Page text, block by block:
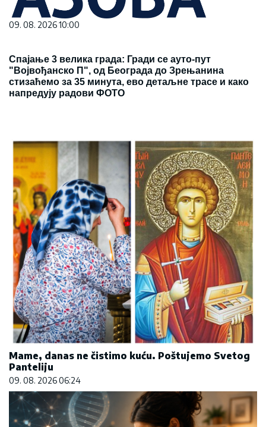
09. 08. 2026 10:00
Спајање 3 велика града: Гради се ауто-пут
"Војвођанско П", од Београда до Зрењанина
стизаћемо за 35 минута, ево детаљне трасе и како
напредују радови ФОТО
Mame, danas ne čistimo kuću. Poštujemo Svetog
Panteliju
09. 08. 2026 06:24